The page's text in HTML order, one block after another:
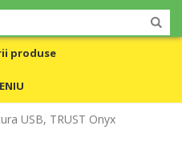
produse
USB, TRUST Onyx